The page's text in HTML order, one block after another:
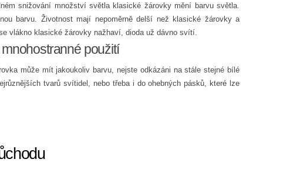
snižování množství světla klasické žárovky mění barvu světla.
barvu. Životnost mají nepoměrně delší než klasické žárovky a
vlákno klasické žárovky nažhaví, dioda už dávno svítí.
použití
může mít jakoukoliv barvu, nejste odkázáni na stále stejné bílé
tvarů svítidel, nebo třeba i do ohebných pásků, které lze